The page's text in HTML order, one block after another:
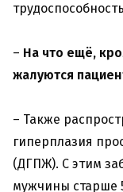
– На что ещё,
жалуются
– Также
гиперплазия
(ДГПЖ). С этим
мужчины старше